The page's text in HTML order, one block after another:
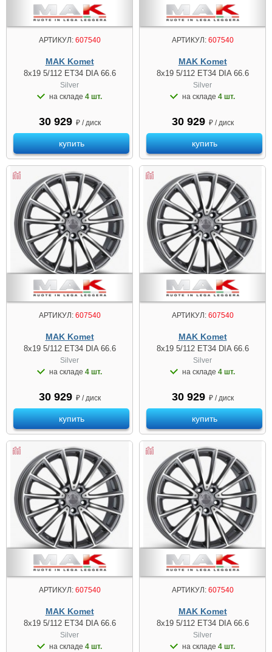
АРТИКУЛ:607540
MAK Komet
8x19 5/112 ET34 DIA 66.6
Silver
на складе 4 шт.
30 929 ₽ / диск
купить
АРТИКУЛ:607540
MAK Komet
8x19 5/112 ET34 DIA 66.6
Silver
на складе 4 шт.
30 929 ₽ / диск
купить
АРТИКУЛ:607540
MAK Komet
8x19 5/112 ET34 DIA 66.6
Silver
на складе 4 шт.
30 929 ₽ / диск
купить
АРТИКУЛ:607540
MAK Komet
8x19 5/112 ET34 DIA 66.6
Silver
на складе 4 шт.
30 929 ₽ / диск
купить
АРТИКУЛ:607540
MAK Komet
8x19 5/112 ET34 DIA 66.6
Silver
на складе 4 шт.
АРТИКУЛ:607540
MAK Komet
8x19 5/112 ET34 DIA 66.6
Silver
на складе 4 шт.